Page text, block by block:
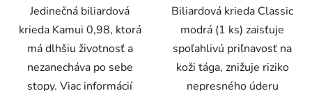
Jedinečná biliardová
krieda Kamui 0,98, ktorá
má dlhšiu životnosť a
nezanecháva po sebe
stopy. Viac informácií
Biliardová krieda Classic
modrá (1 ks) zaisťuje
spoľahlivú priľnavosť na
koži tága, znižuje riziko
nepresného úderu